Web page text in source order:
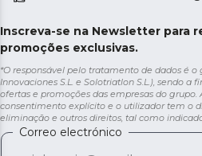
Inscreva-se na Newsletter para
promoções exclusivas.
*O responsável pelo tratamento de dados é o
Innovaciones S.L. e Solotriatlon S.L.), sendo
ofertas e promoções das empresas do
consentimento explícito e o utilizador tem o
eliminação e outros direitos, tal como
Correo electrónico